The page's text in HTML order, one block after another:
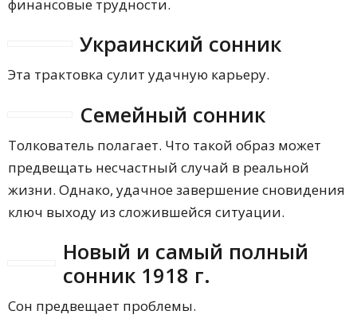
финансовые трудности.
Украинский сонник
Эта трактовка сулит удачную карьеру.
Семейный сонник
Толкователь полагает. Что такой образ может
предвещать несчастный случай в реальной
жизни. Однако, удачное завершение сновидения
ключ выходу из сложившейся ситуации.
Новый и самый полный
сонник 1918 г.
Сон предвещает проблемы.